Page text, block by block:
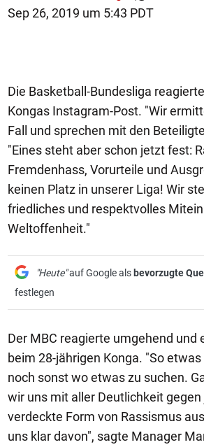
Sep 26, 2019 um 5:43 PDT
Die Basketball-Bundesliga
Kongas Instagram-Post. "Wir
Fall und sprechen mit den
"Eines steht aber schon jetzt fest:
Fremdenhass, Vorurteile und
keinen Platz in unserer Liga! Wir
friedliches und respektvolles
Weltoffenheit."
"Heute"auf Google als bevorzugte
festlegen
Der MBC reagierte umgehend und
beim 28-jährigen Konga. "So
noch sonst wo etwas zu suchen.
wir uns mit aller Deutlichkeit
verdeckte Form von Rassismus
uns klar davon", sagte Manager